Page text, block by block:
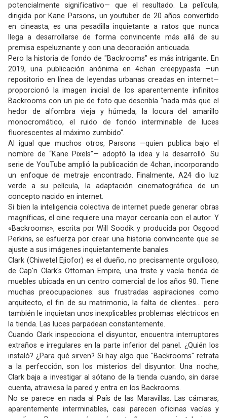
potencialmente significativo— que el resultado. La película,
dirigida por Kane Parsons, un youtuber de 20 años convertido
en cineasta, es una pesadilla inquietante a ratos que nunca
llega a desarrollarse de forma convincente más allá de su
premisa espeluznante y con una decoración anticuada.
Pero la historia de fondo de "Backrooms" es más intrigante. En
2019, una publicación anónima en 4chan creepypasta —un
repositorio en línea de leyendas urbanas creadas en internet—
proporcionó la imagen inicial de los aparentemente infinitos
Backrooms con un pie de foto que describía "nada más que el
hedor de alfombra vieja y húmeda, la locura del amarillo
monocromático, el ruido de fondo interminable de luces
fluorescentes al máximo zumbido".
Al igual que muchos otros, Parsons —quien publica bajo el
nombre de “Kane Pixels”— adoptó la idea y la desarrolló. Su
serie de YouTube amplió la publicación de 4chan, incorporando
un enfoque de metraje encontrado. Finalmente, A24 dio luz
verde a su película, la adaptación cinematográfica de un
concepto nacido en internet.
Si bien la inteligencia colectiva de internet puede generar obras
magníficas, el cine requiere una mayor cercanía con el autor. Y
«Backrooms», escrita por Will Soodik y producida por Osgood
Perkins, se esfuerza por crear una historia convincente que se
ajuste a sus imágenes inquietantemente banales.
Clark (Chiwetel Ejiofor) es el dueño, no precisamente orgulloso,
de Cap'n Clark's Ottoman Empire, una triste y vacía tienda de
muebles ubicada en un centro comercial de los años 90. Tiene
muchas preocupaciones: sus frustradas aspiraciones como
arquitecto, el fin de su matrimonio, la falta de clientes... pero
también le inquietan unos inexplicables problemas eléctricos en
la tienda. Las luces parpadean constantemente.
Cuando Clark inspecciona el disyuntor, encuentra interruptores
extraños e irregulares en la parte inferior del panel. ¿Quién los
instaló? ¿Para qué sirven? Si hay algo que "Backrooms" retrata
a la perfección, son los misterios del disyuntor. Una noche,
Clark baja a investigar al sótano de la tienda cuando, sin darse
cuenta, atraviesa la pared y entra en los Backrooms.
No se parece en nada al País de las Maravillas. Las cámaras,
aparentemente interminables, casi parecen oficinas vacías y